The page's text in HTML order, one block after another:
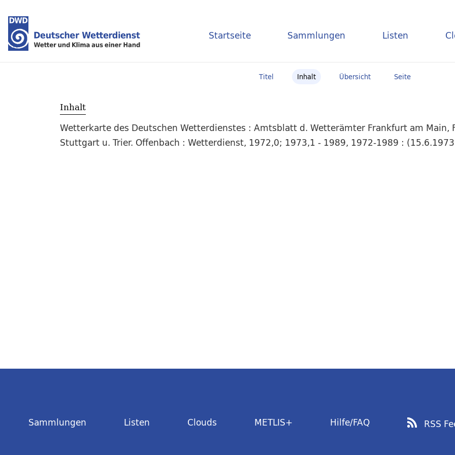
Startseite Sammlungen Listen
Titel Inhalt Übersicht Seite
Inhalt
Wetterkarte des Deutschen Wetterdienstes : Amtsblatt d. Wetterämter Frankfurt am Main,
Stuttgart u. Trier. Offenbach : Wetterdienst, 1972,0; 1973,1 - 1989, 1972-1989 :
Sammlungen Listen Clouds METLIS+ Hilfe/FAQ RSS